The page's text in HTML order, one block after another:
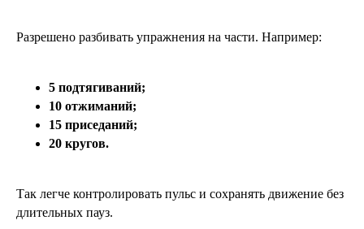
Разрешено разбивать упражнения на части. Например:
5 подтягиваний;
10 отжиманий;
15 приседаний;
20 кругов.
Так легче контролировать пульс и сохранять движение без
длительных пауз.